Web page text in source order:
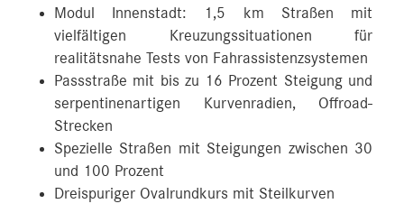
Modul Innenstadt: 1,5 km Straßen mit
vielfältigen Kreuzungssituationen für
realitätsnahe Tests von Fahrassistenzsystemen
Passstraße mit bis zu 16 Prozent Steigung und
serpentinenartigen Kurvenradien, Offroad-
Strecken
Spezielle Straßen mit Steigungen zwischen 30
und 100 Prozent
Dreispuriger Ovalrundkurs mit Steilkurven